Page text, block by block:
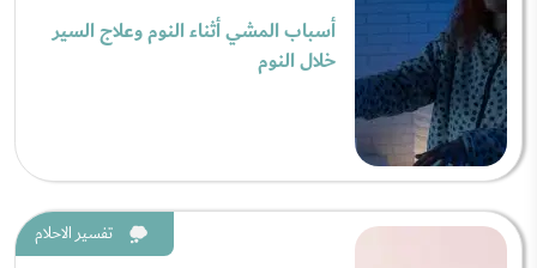
أسباب المشي أثناء النوم وعلاج السير
خلال النوم
تفسير الاحلام